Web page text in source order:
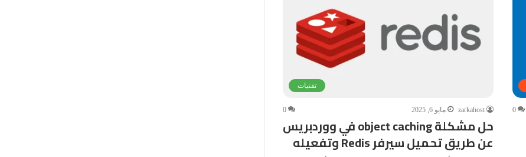
0
تقنيات
zarkahost مايو 6, 2025 0
حل مشكلة object caching في ووردبريس
عن طريق تحميل سيرفر Redis وتفعيله